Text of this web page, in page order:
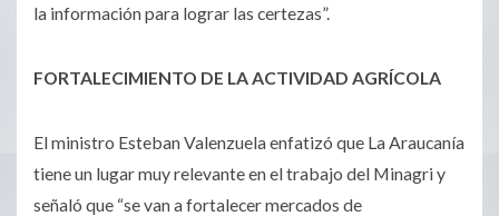
la información para lograr las certezas”.
FORTALECIMIENTO DE LA ACTIVIDAD AGRÍCOLA
El ministro Esteban Valenzuela enfatizó que La Araucanía
tiene un lugar muy relevante en el trabajo del Minagri y
señaló que “se van a fortalecer mercados de